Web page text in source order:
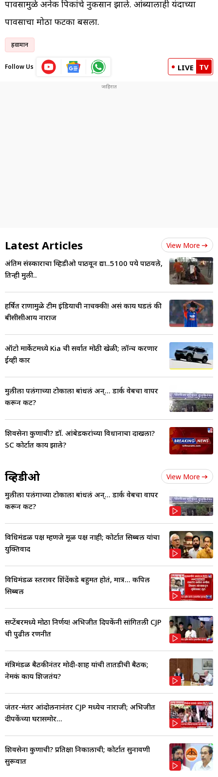
पावसामुळे अनेक पिकांचे नुकसान झाले. आंब्यालाही यंदाच्या
पावसाचा मोठा फटका बसला.
हवामान
Follow Us LIVE TV
Latest Articles View More
अंतिम संस्काराचा व्हिडीओ पाठवून द्या..5100 रुपये पाठवले,
तिन्ही मुली..
हर्षित राणामुळे टीम इंडियाची नाचक्की! असं काय घडलं की
बीसीसीआय नाराज
ऑटो मार्केटमध्ये Kia ची सर्वात मोठी खेळी; लॉन्च करणार
ईव्ही कार
मुलीला पलंगाच्या टोकाला बांधलं अन्... डार्क वेबचा वापर
करून कट?
शिवसेना कुणाची? डॉ. आंबेडकरांच्या विधानाचा दाखला?
SC कोर्टात काय झाले?
व्हिडीओ View More
मुलीला पलंगाच्या टोकाला बांधलं अन्... डार्क वेबचा वापर
करून कट?
विधिमंडळ पक्ष म्हणजे मूळ पक्ष नाही; कोर्टात सिब्बल यांचा
युक्तिवाद
विधिमंडळ स्तरावर शिंदेंकडे बहुमत होतं, मात्र... कपिल
सिब्बल
सप्टेंबरमध्ये मोठा निर्णय! अभिजीत दिपकेंनी सांगितली CJP
ची पुढील रणनीत
मंत्रिमंडळ बैठकीनंतर मोदी-शाह यांची तातडीची बैठक;
नेमकं काय शिजतंय?
जंतर-मंतर आंदोलनानंतर CJP मध्येच नाराजी; अभिजीत
दीपकेंच्या घरासमोर...
शिवसेना कुणाची? प्रतिक्षा निकालाची; कोर्टात सुनावणी
सुरूवात